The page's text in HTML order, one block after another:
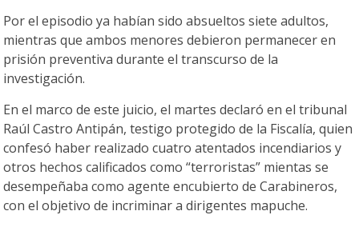
Por el episodio ya habían sido absueltos siete adultos,
mientras que ambos menores debieron permanecer en
prisión preventiva durante el transcurso de la
investigación.
En el marco de este juicio, el martes declaró en el tribunal
Raúl Castro Antipán, testigo protegido de la Fiscalía, quien
confesó haber realizado cuatro atentados incendiarios y
otros hechos calificados como “terroristas” mientas se
desempeñaba como agente encubierto de Carabineros,
con el objetivo de incriminar a dirigentes mapuche.